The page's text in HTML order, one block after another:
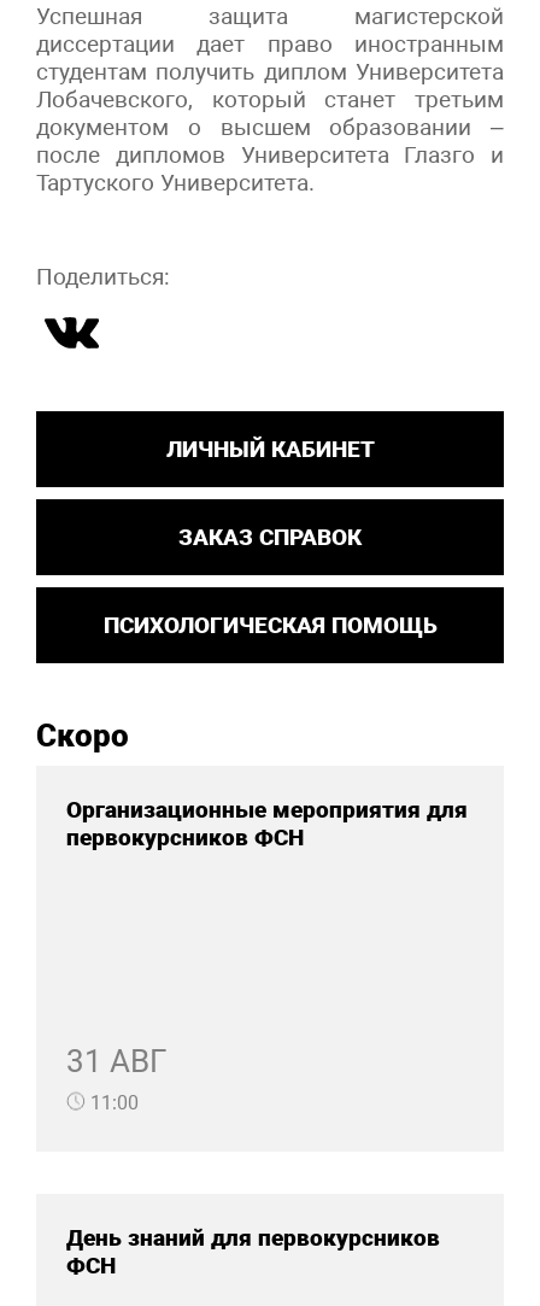
Успешная защита магистерской
диссертации дает право иностранным
студентам получить диплом Университета
Лобачевского, который станет третьим
документом о высшем образовании –
после дипломов Университета Глазго и
Тартуского Университета.
Поделиться:
ЛИЧНЫЙ КАБИНЕТ
ЗАКАЗ СПРАВОК
ПСИХОЛОГИЧЕСКАЯ ПОМОЩЬ
Скоро
Организационные мероприятия для
первокурсников ФСН
31 АВГ
11:00
День знаний для первокурсников
ФСН